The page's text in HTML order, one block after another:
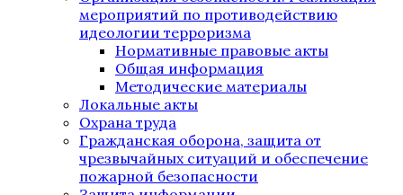
мероприятий по противодействию
идеологии терроризма
Нормативные правовые акты
Общая информация
Методические материалы
Локальные акты
Охрана труда
Гражданская оборона, защита от
чрезвычайных ситуаций и обеспечение
пожарной безопасности